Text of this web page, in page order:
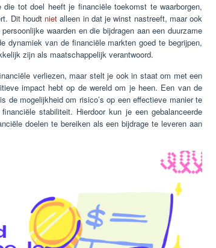
tot doel heeft je financiële toekomst te waarborgen,
Dit houdt niet alleen in dat je winst nastreeft, maar ook
waarden en die bijdragen aan een duurzame
dynamiek van de financiële markten goed te begrijpen,
zijn als maatschappelijk verantwoord.
verliezen, maar stelt je ook in staat om met een
impact hebt op de wereld om je heen. Een van de
de mogelijkheid om risico’s op een effectieve manier te
stabiliteit. Hierdoor kun je een gebalanceerde
doelen te bereiken als een bijdrage te leveren aan